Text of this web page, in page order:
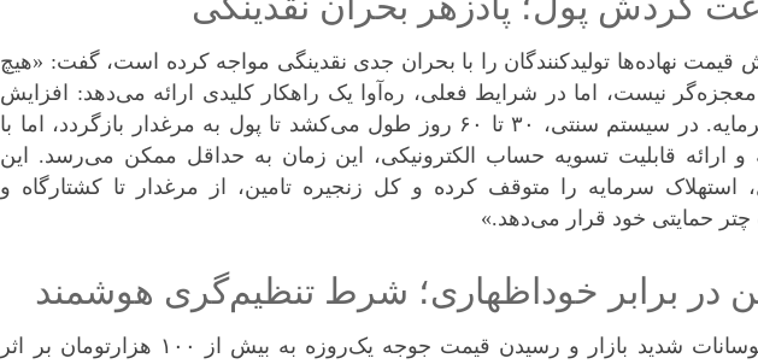
قیمت نهاده‌ها تولیدکنندگان را با بحران جدی نقدینگی مواجه کرده است، گفت: «هیچ
معجزه‌گر نیست، اما در شرایط فعلی، ره‌آوا یک راهکار کلیدی ارائه می‌دهد: افزایش
سرعت بازگشت سرمایه. در سیستم سنتی، ۳۰ تا ۶۰ روز طول می‌کشد تا پول به مرغدار بازگردد، اما با
و ارائه قابلیت تسویه حساب الکترونیکی، این زمان به حداقل ممکن می‌رسد. این
سرمایه را متوقف کرده و کل زنجیره تامین، از مرغدار تا کشتارگاه و
حمایتی خود قرار می‌دهد.»
در برابر خوداظهاری؛ شرط تنظیم‌گری هوشمند
توکلی با اشاره به نوسانات شدید بازار و رسیدن قیمت جوجه یک‌روزه به بیش از ۱۰۰ هزارتومان بر اثر